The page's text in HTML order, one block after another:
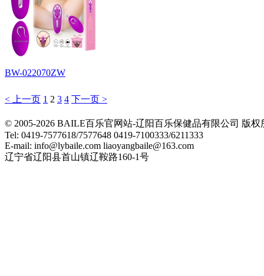
BW-022070ZW
< 上一页 1 2 3 4 下一页 >
© 2005-2026 BAILE百乐官网站-辽阳百乐保健品有限公司 版
Tel: 0419-7577618/7577648 0419-7100333/6211333
E-mail: info@lybaile.com liaoyangbaile@163.com
辽宁省辽阳县首山镇辽鞍路160-1号